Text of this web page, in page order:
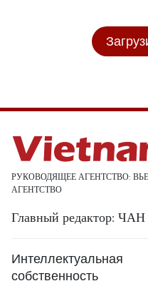
РУКОВОДЯЩЕЕ АГЕНТСТВО:
АГЕНТСТВО
Главный редактор:
Интеллектуальная
собственность